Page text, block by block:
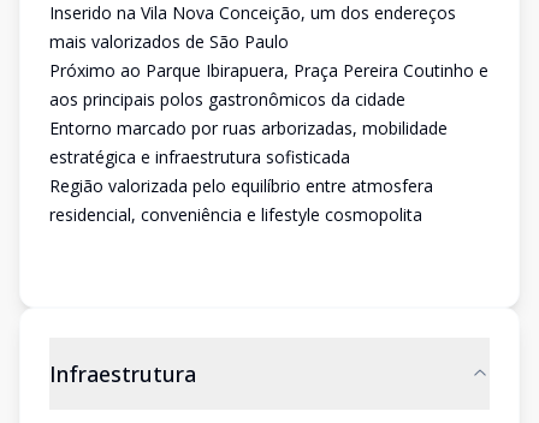
Inserido na Vila Nova Conceição, um dos endereços
mais valorizados de São Paulo
Próximo ao Parque Ibirapuera, Praça Pereira Coutinho e
aos principais polos gastronômicos da cidade
Entorno marcado por ruas arborizadas, mobilidade
estratégica e infraestrutura sofisticada
Região valorizada pelo equilíbrio entre atmosfera
residencial, conveniência e lifestyle cosmopolita
Infraestrutura